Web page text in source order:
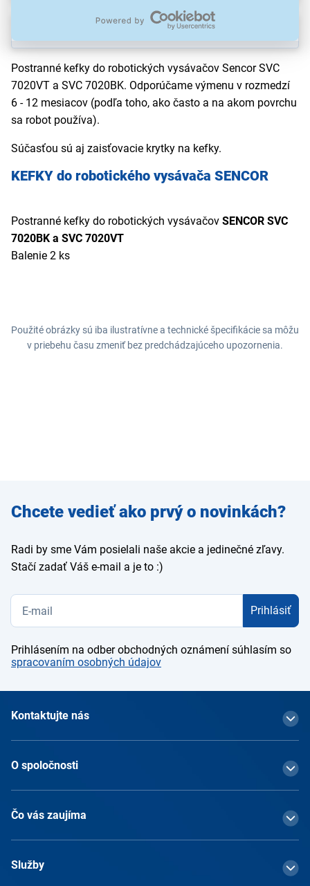
Popis
Postranné kefky do robotických vysávačov Sencor SVC
7020VT a SVC 7020BK. Odporúčame výmenu v rozmedzí
6 - 12 mesiacov (podľa toho, ako často a na akom povrchu
sa robot používa).
Súčasťou sú aj zaisťovacie krytky na kefky.
KEFKY do robotického vysávača SENCOR
Postranné kefky do robotických vysávačov SENCOR SVC
7020BK a SVC 7020VT
Balenie 2 ks
Použité obrázky sú iba ilustratívne a technické špecifikácie sa môžu
v priebehu času zmeniť bez predchádzajúceho upozornenia.
Zadajte
e-mail
Chcete vedieť ako prvý o novinkách?
Radi by sme Vám posielali naše akcie a jedinečné zľavy.
Stačí zadať Váš e-mail a je to :)
Prihlásiť
Prihlásením na odber obchodných oznámení súhlasím so
spracovaním osobných údajov
Kontaktujte nás
O spoločnosti
Čo vás zaujíma
Služby